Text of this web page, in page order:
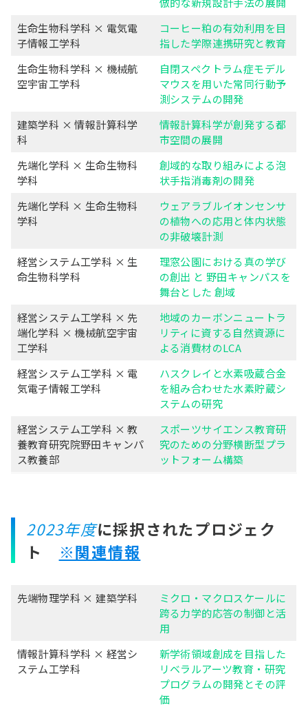
生命生物科学科 × 電気電
子情報工学科
コーヒー粕の有効利用を目
指した学際連携研究と教育
生命生物科学科 × 機械航
空宇宙工学科
自閉スペクトラム症モデル
マウスを用いた常同行動予
測システムの開発
建築学科 × 情報計算科学
科
情報計算科学が創発する都
市空間の展開
先端化学科 × 生命生物科
学科
創域的な取り組みによる泡
状手指消毒剤の開発
先端化学科 × 生命生物科
学科
ウェアラブルイオンセンサ
の植物への応用と体内状態
の非破壊計測
経営システム工学科 × 生
命生物科学科
理窓公園における真の学び
の創出 と 野田キャンパスを
舞台とした 創域
経営システム工学科 × 先
端化学科 × 機械航空宇宙
工学科
地域のカーボンニュートラ
リティに資する自然資源に
よる消費材のLCA
経営システム工学科 × 電
気電子情報工学科
ハスクレイと水素吸蔵合金
を組み合わせた水素貯蔵シ
ステムの研究
経営システム工学科 × 教
養教育研究院野田キャンパ
ス教養部
スポーツサイエンス教育研
究のための分野横断型プラ
ットフォーム構築
2023年度に採択されたプロジェク
ト
※関連情報
先端物理学科 × 建築学科
ミクロ・マクロスケールに
跨る力学的応答の制御と活
用
情報計算科学科 × 経営シ
ステム工学科
新学術領域創成を目指した
リベラルアーツ教育・研究
プログラムの開発とその評
価